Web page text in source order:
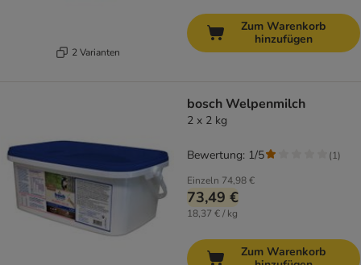
2 Varianten
Zum Warenkorb
hinzufügen
bosch Welpenmilch
2 x 2 kg
Einzeln 74,98 €
73,49 €
18,37 € / kg
Bewertung: 1/5 (1)
Zum Warenkorb